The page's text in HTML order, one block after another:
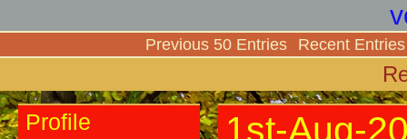
Previous 50 Entries Recent Entries
Profile
1st-Aug-